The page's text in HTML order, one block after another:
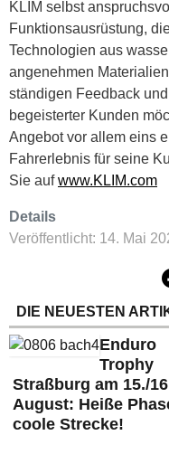
KLIM selbst
Funktionsausrüstung,
Technologien aus
angenehmen
ständigen Feedback
begeisterter Kunden
Angebot vor allem eins
Fahrerlebnis für seine
Sie aufwww.KLIM.com
Details
Veröffentlicht: 14. Mai
DIE NEUESTEN
Enduro
Trophy
Straßburg am 15./
August: Heiße
coole Strecke!